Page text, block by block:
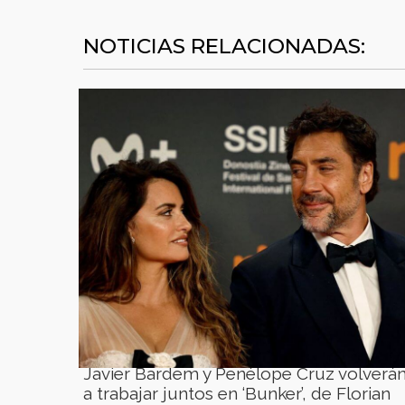
NOTICIAS RELACIONADAS:
Javier Bardem y Penélope Cruz
a trabajar juntos en ‘Bunker’, de Florian